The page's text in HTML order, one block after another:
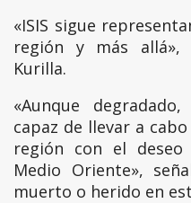
«ISIS sigue
región y más allá»,
Kurilla.
«Aunque
capaz de llevar a
región con el
Medio Oriente»,
muerto o herido en